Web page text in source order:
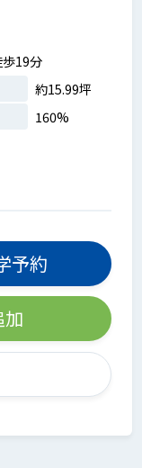
歩19分
約15.99坪
160%
予約
加